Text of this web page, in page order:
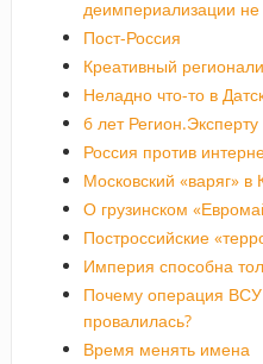
деимпериализации не
Пост-Россия
Креативный
Неладно что-то в
6 лет Регион.Эксперту
Россия против
Московский «варяг» в
О грузинском
Построссийские
Империя способна
Почему операция ВСУ
провалилась?
Время менять имена